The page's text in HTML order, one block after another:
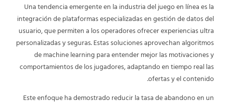
Una tendencia emergente en la industria del juego en línea es la
integración de plataformas especializadas en gestión de datos del
usuario, que permiten a los operadores ofrecer experiencias ultra
personalizadas y seguras. Estas soluciones aprovechan algoritmos
de machine learning para entender mejor las motivaciones y
comportamientos de los jugadores, adaptando en tiempo real las
ofertas y el contenido.
Este enfoque ha demostrado reducir la tasa de abandono en un